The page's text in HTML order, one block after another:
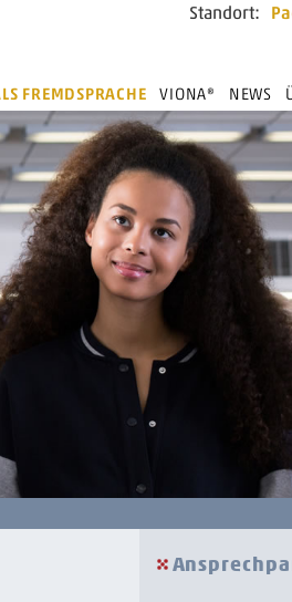
FREMDSPRACHE VIONA® NEWS
Standort: